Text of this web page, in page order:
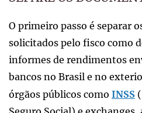
O primeiro passo é separar
solicitados pelo fisco como
informes de rendimentos
bancos no Brasil e no
órgãos públicos como INSS